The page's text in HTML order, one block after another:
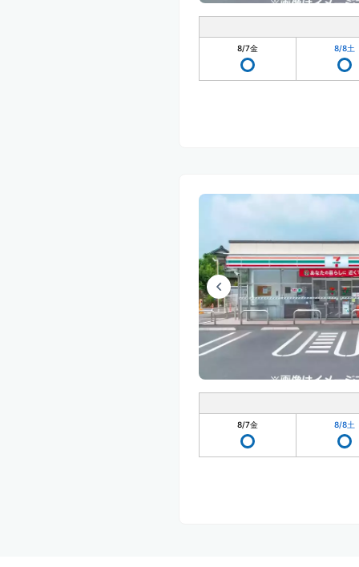
8/7金 8/8土
8/7金 8/8土